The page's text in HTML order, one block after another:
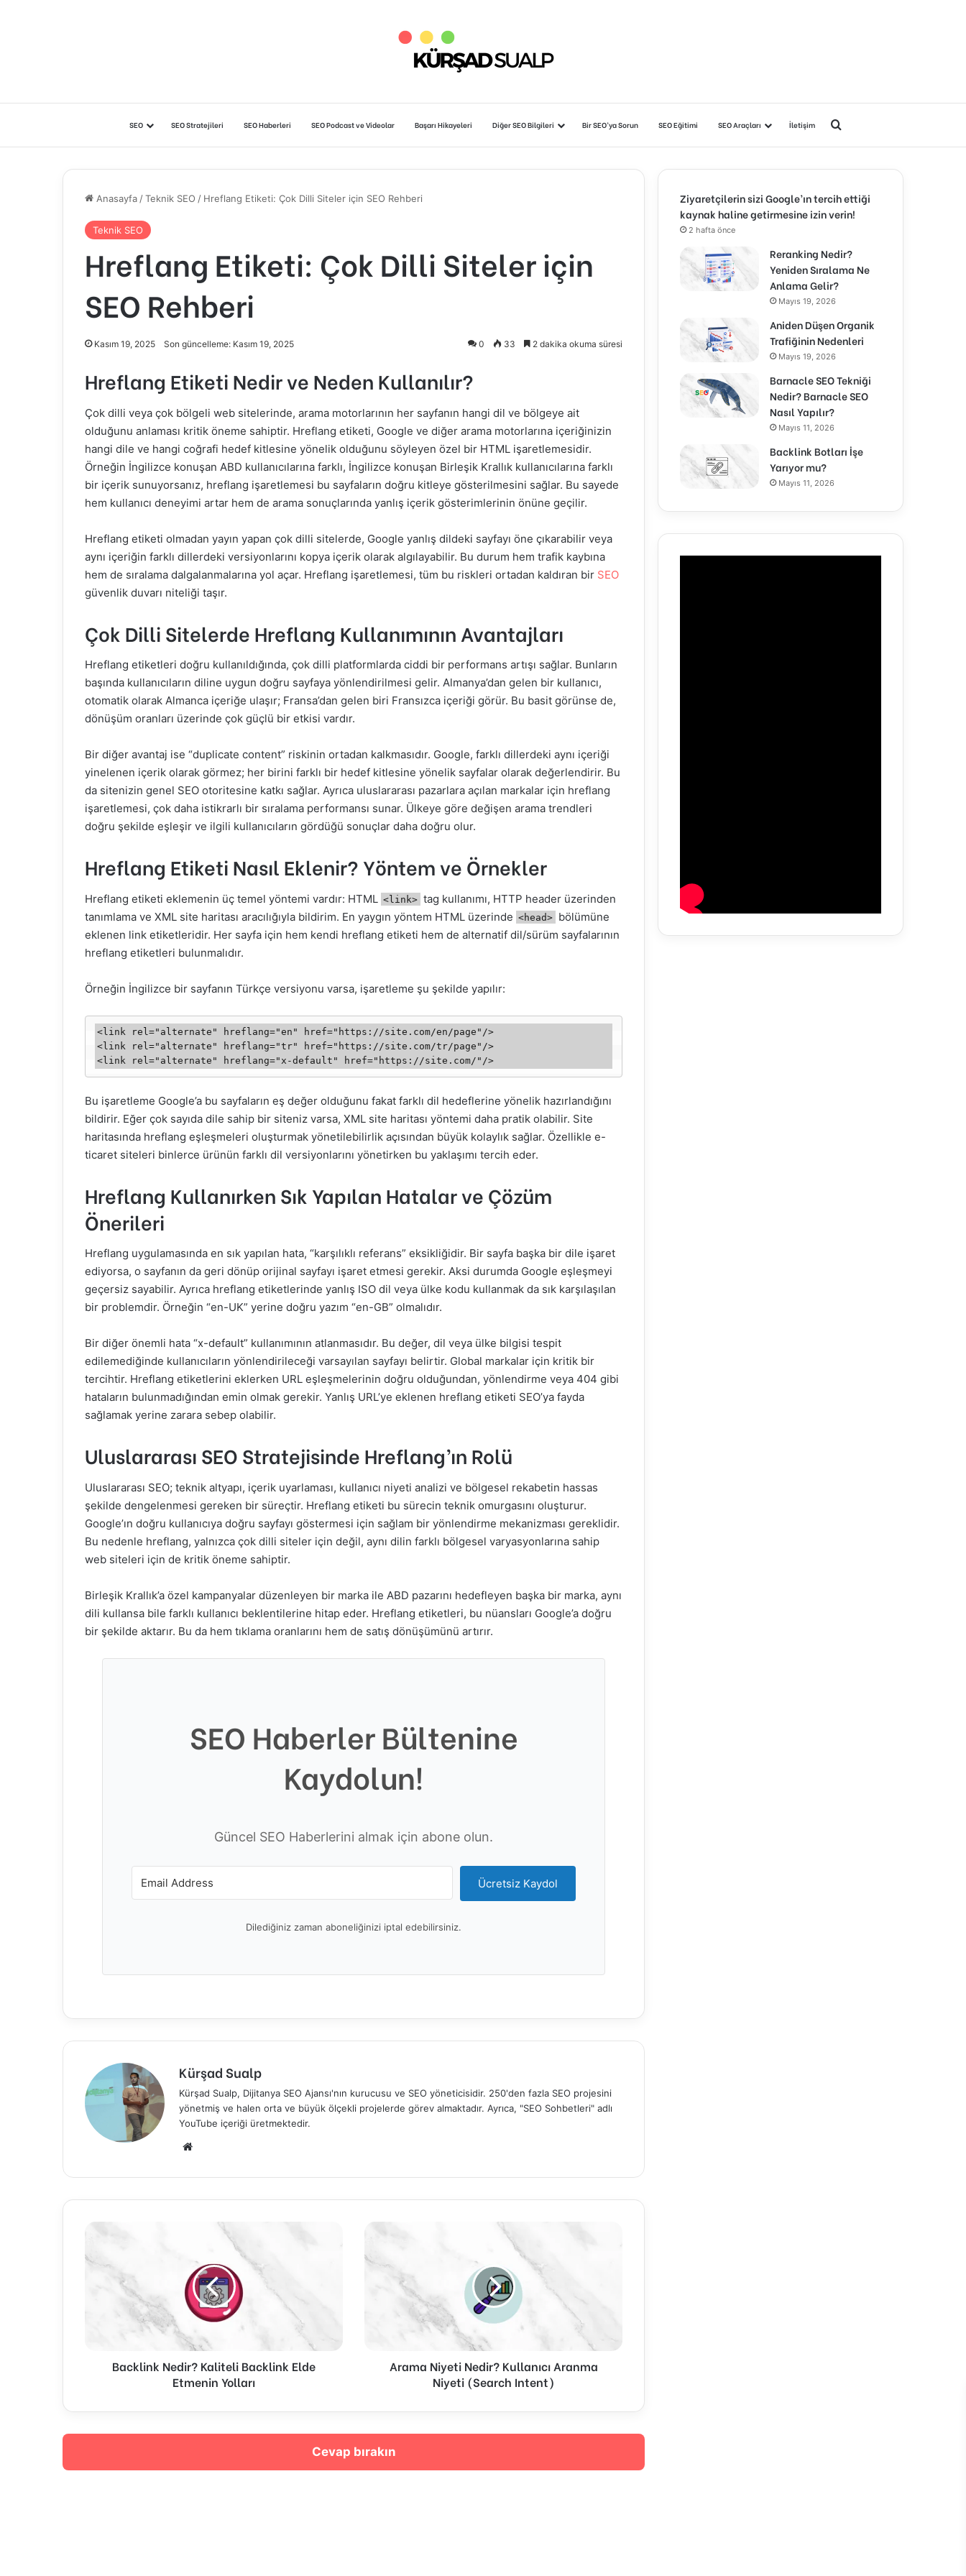
SEO SEO Stratejileri SEO Haberleri SEO Podcast ve Videolar Başarı Hikayeleri Diğer SEO Bilgileri Bir SEO’ya Sorun SEO Eğitimi SEO Araçları İletişim Arama yap ...
Anasayfa /Teknik SEO / Hreflang Etiketi: Çok Dilli Siteler için SEO Rehberi
Teknik SEO
Hreflang Etiketi: Çok Dilli Siteler için
SEO Rehberi
Kasım 19, 2025 Son güncelleme: Kasım 19, 2025 0 33 2 dakika okuma süresi
Hreflang Etiketi Nedir ve Neden Kullanılır?
Çok dilli veya çok bölgeli web sitelerinde, arama motorlarının her sayfanın hangi dil ve bölgeye ait
olduğunu anlaması kritik öneme sahiptir. Hreflang etiketi, Google ve diğer arama motorlarına içeriğinizin
hangi dile ve hangi coğrafi hedef kitlesine yönelik olduğunu söyleyen özel bir HTML işaretlemesidir.
Örneğin İngilizce konuşan ABD kullanıcılarına farklı, İngilizce konuşan Birleşik Krallık kullanıcılarına farklı
bir içerik sunuyorsanız, hreflang işaretlemesi bu sayfaların doğru kitleye gösterilmesini sağlar. Bu sayede
hem kullanıcı deneyimi artar hem de arama sonuçlarında yanlış içerik gösterimlerinin önüne geçilir.
Hreflang etiketi olmadan yayın yapan çok dilli sitelerde, Google yanlış dildeki sayfayı öne çıkarabilir veya
aynı içeriğin farklı dillerdeki versiyonlarını kopya içerik olarak algılayabilir. Bu durum hem trafik kaybına
hem de sıralama dalgalanmalarına yol açar. Hreflang işaretlemesi, tüm bu riskleri ortadan kaldıran bir SEO
güvenlik duvarı niteliği taşır.
Çok Dilli Sitelerde Hreflang Kullanımının Avantajları
Hreflang etiketleri doğru kullanıldığında, çok dilli platformlarda ciddi bir performans artışı sağlar. Bunların
başında kullanıcıların diline uygun doğru sayfaya yönlendirilmesi gelir. Almanya’dan gelen bir kullanıcı,
otomatik olarak Almanca içeriğe ulaşır; Fransa’dan gelen biri Fransızca içeriği görür. Bu basit görünse de,
dönüşüm oranları üzerinde çok güçlü bir etkisi vardır.
Bir diğer avantaj ise “duplicate content” riskinin ortadan kalkmasıdır. Google, farklı dillerdeki aynı içeriği
yinelenen içerik olarak görmez; her birini farklı bir hedef kitlesine yönelik sayfalar olarak değerlendirir. Bu
da sitenizin genel SEO otoritesine katkı sağlar. Ayrıca uluslararası pazarlara açılan markalar için hreflang
işaretlemesi, çok daha istikrarlı bir sıralama performansı sunar. Ülkeye göre değişen arama trendleri
doğru şekilde eşleşir ve ilgili kullanıcıların gördüğü sonuçlar daha doğru olur.
Hreflang Etiketi Nasıl Eklenir? Yöntem ve Örnekler
Hreflang etiketi eklemenin üç temel yöntemi vardır: HTML <link> tag kullanımı, HTTP header üzerinden
tanımlama ve XML site haritası aracılığıyla bildirim. En yaygın yöntem HTML üzerinde <head> bölümüne
eklenen link etiketleridir. Her sayfa için hem kendi hreflang etiketi hem de alternatif dil/sürüm sayfalarının
hreflang etiketleri bulunmalıdır.
Örneğin İngilizce bir sayfanın Türkçe versiyonu varsa, işaretleme şu şekilde yapılır:
<link rel="alternate" hreflang="en" href="https://site.com/en/page"/>
<link rel="alternate" hreflang="tr" href="https://site.com/tr/page"/>
Bu işaretleme Google’a bu sayfaların eş değer olduğunu fakat farklı dil hedeflerine yönelik hazırlandığını
bildirir. Eğer çok sayıda dile sahip bir siteniz varsa, XML site haritası yöntemi daha pratik olabilir. Site
haritasında hreflang eşleşmeleri oluşturmak yönetilebilirlik açısından büyük kolaylık sağlar. Özellikle e-
ticaret siteleri binlerce ürünün farklı dil versiyonlarını yönetirken bu yaklaşımı tercih eder.
Hreflang Kullanırken Sık Yapılan Hatalar ve Çözüm
Önerileri
Hreflang uygulamasında en sık yapılan hata, “karşılıklı referans” eksikliğidir. Bir sayfa başka bir dile işaret
ediyorsa, o sayfanın da geri dönüp orijinal sayfayı işaret etmesi gerekir. Aksi durumda Google eşleşmeyi
geçersiz sayabilir. Ayrıca hreflang etiketlerinde yanlış ISO dil veya ülke kodu kullanmak da sık karşılaşılan
bir problemdir. Örneğin “en-UK” yerine doğru yazım “en-GB” olmalıdır.
Bir diğer önemli hata “x-default” kullanımının atlanmasıdır. Bu değer, dil veya ülke bilgisi tespit
edilemediğinde kullanıcıların yönlendirileceği varsayılan sayfayı belirtir. Global markalar için kritik bir
tercihtir. Hreflang etiketlerini eklerken URL eşleşmelerinin doğru olduğundan, yönlendirme veya 404 gibi
hataların bulunmadığından emin olmak gerekir. Yanlış URL’ye eklenen hreflang etiketi SEO’ya fayda
sağlamak yerine zarara sebep olabilir.
Uluslararası SEO Stratejisinde Hreflang’ın Rolü
Uluslararası SEO; teknik altyapı, içerik uyarlaması, kullanıcı niyeti analizi ve bölgesel rekabetin hassas
şekilde dengelenmesi gereken bir süreçtir. Hreflang etiketi bu sürecin teknik omurgasını oluşturur.
Google’ın doğru kullanıcıya doğru sayfayı göstermesi için sağlam bir yönlendirme mekanizması gereklidir.
Bu nedenle hreflang, yalnızca çok dilli siteler için değil, aynı dilin farklı bölgesel varyasyonlarına sahip
web siteleri için de kritik öneme sahiptir.
Birleşik Krallık’a özel kampanyalar düzenleyen bir marka ile ABD pazarını hedefleyen başka bir marka, aynı
dili kullansa bile farklı kullanıcı beklentilerine hitap eder. Hreflang etiketleri, bu nüansları Google’a doğru
bir şekilde aktarır. Bu da hem tıklama oranlarını hem de satış dönüşümünü artırır.
SEO Haberler Bültenine
Kaydolun!
Güncel SEO Haberlerini almak için abone olun.
Ücretsiz Kaydol
Dilediğiniz zaman aboneliğinizi iptal edebilirsiniz.
Kürşad Sualp
Kürşad Sualp, Dijitanya SEO Ajansı'nın kurucusu ve SEO yöneticisidir. 250'den fazla SEO projesini
yönetmiş ve halen orta ve büyük ölçekli projelerde görev almaktadır. Ayrıca, "SEO Sohbetleri" adlı
YouTube içeriği üretmektedir.
Kaliteli
Backlink Nedir? Kaliteli Backlink Elde
Etmenin Yolları
Nedir?
Arama Niyeti Nedir? Kullanıcı Aranma
Niyeti (Search Intent)
Cevap bırakın
Ziyaretçilerin sizi Google’ın tercih ettiği
kaynak haline getirmesine izin verin!
2 hafta önce
Reranking Nedir?
Yeniden Sıralama Ne
Anlama Gelir?
Mayıs 19, 2026
Aniden Düşen Organik
Trafiğinin Nedenleri
Mayıs 19, 2026
Barnacle SEO Tekniği
Nedir? Barnacle SEO
Nasıl Yapılır?
Mayıs 11, 2026
Backlink Botları İşe
Yarıyor mu?
Mayıs 11, 2026